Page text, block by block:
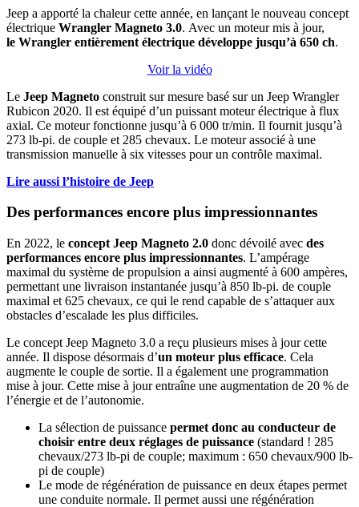
Jeep a apporté la chaleur cette année, en lançant le nouveau concept
électrique Wrangler Magneto 3.0. Avec un moteur mis à jour,
le Wrangler entièrement électrique développe jusqu’à 650 ch.
Voir la vidéo
Le Jeep Magneto construit sur mesure basé sur un Jeep Wrangler
Rubicon 2020. Il est équipé d’un puissant moteur électrique à flux
axial. Ce moteur fonctionne jusqu’à 6 000 tr/min. Il fournit jusqu’à
273 lb-pi. de couple et 285 chevaux. Le moteur associé à une
transmission manuelle à six vitesses pour un contrôle maximal.
Lire aussi l’histoire de Jeep
Des performances encore plus impressionnantes
En 2022, le concept Jeep Magneto 2.0 donc dévoilé avec des
performances encore plus impressionnantes. L’ampérage
maximal du système de propulsion a ainsi augmenté à 600 ampères,
permettant une livraison instantanée jusqu’à 850 lb-pi. de couple
maximal et 625 chevaux, ce qui le rend capable de s’attaquer aux
obstacles d’escalade les plus difficiles.
Le concept Jeep Magneto 3.0 a reçu plusieurs mises à jour cette
année. Il dispose désormais d’un moteur plus efficace. Cela
augmente le couple de sortie. Il a également une programmation
mise à jour. Cette mise à jour entraîne une augmentation de 20 % de
l’énergie et de l’autonomie.
La sélection de puissance permet donc au conducteur de
choisir entre deux réglages de puissance (standard ! 285
chevaux/273 lb-pi de couple; maximum : 650 chevaux/900 lb-
pi de couple)
Le mode de régénération de puissance en deux étapes permet
une conduite normale. Il permet aussi une régénération